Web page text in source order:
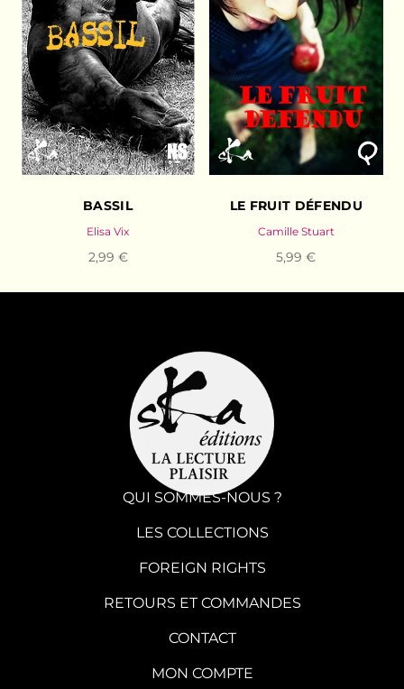
BASSIL
Elisa Vix
2,99 €
LE FRUIT DÉFENDU
Camille Stuart
5,99 €
QUI SOMMES-NOUS ?
LES COLLECTIONS
FOREIGN RIGHTS
RETOURS ET COMMANDES
CONTACT
MON COMPTE